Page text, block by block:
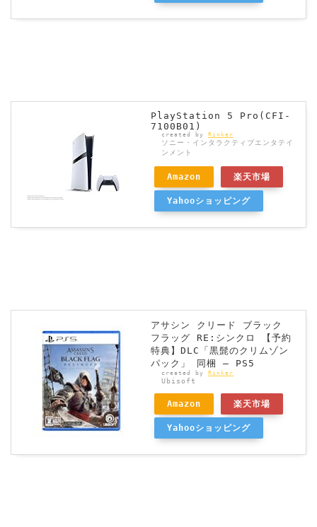
PlayStation 5 Pro(CFI-
7100B01)
created by Rinker
ソニー・インタラクティブエンタテイ
ンメント
Amazon 楽天市場
Yahooショッピング
アサシン クリード ブラック
フラッグ RE:シンクロ 【予約
特典】DLC「黒髭のクリムゾン
パック」 同梱 – PS5
created by Rinker
Ubisoft
Amazon 楽天市場
Yahooショッピング